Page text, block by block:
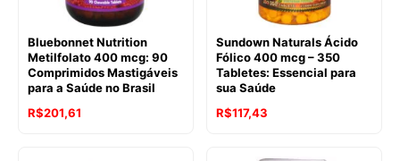
Bluebonnet Nutrition
Metilfolato 400 mcg: 90
Comprimidos Mastigáveis
para a Saúde no Brasil
R$201,61
Sundown Naturals Ácido
Fólico 400 mcg – 350
Tabletes: Essencial para
sua Saúde
R$117,43